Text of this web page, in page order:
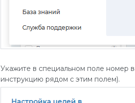
Укажите в специальном поле номер
инструкцию рядом с этим полем).